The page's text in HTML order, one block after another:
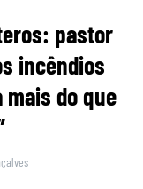
pastor
incêndios
do que